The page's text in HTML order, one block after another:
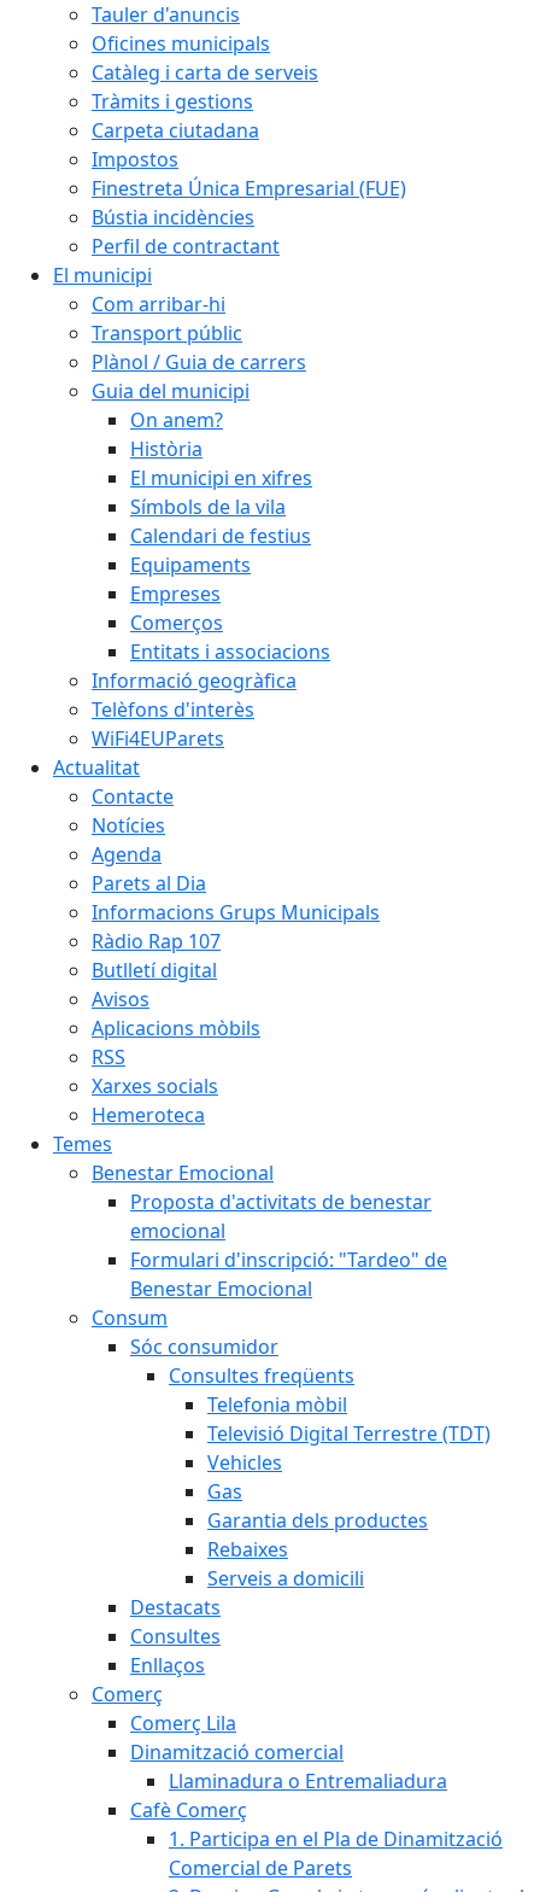
Tauler d'anuncis
Oficines municipals
Catàleg i carta de serveis
Tràmits i gestions
Carpeta ciutadana
Impostos
Finestreta Única Empresarial (FUE)
Bústia incidències
Perfil de contractant
El municipi
Com arribar-hi
Transport públic
Plànol / Guia de carrers
Guia del municipi
On anem?
Història
El municipi en xifres
Símbols de la vila
Calendari de festius
Equipaments
Empreses
Comerços
Entitats i associacions
Informació geogràfica
Telèfons d'interès
WiFi4EUParets
Actualitat
Contacte
Notícies
Agenda
Parets al Dia
Informacions Grups Municipals
Ràdio Rap 107
Butlletí digital
Avisos
Aplicacions mòbils
RSS
Xarxes socials
Hemeroteca
Temes
Benestar Emocional
Proposta d'activitats de benestar
emocional
Formulari d'inscripció: "Tardeo" de
Benestar Emocional
Consum
Sóc consumidor
Consultes freqüents
Telefonia mòbil
Televisió Digital Terrestre (TDT)
Vehicles
Gas
Garantia dels productes
Rebaixes
Serveis a domicili
Destacats
Consultes
Enllaços
Comerç
Comerç Lila
Dinamització comercial
Llaminadura o Entremaliadura
Cafè Comerç
1. Participa en el Pla de Dinamització
Comercial de Parets